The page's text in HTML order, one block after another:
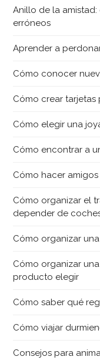
Anillo de la
erróneos
Aprender a
Cómo conocer
Cómo crear tarjetas
Cómo elegir una
Cómo encontrar a
Cómo hacer amigos
Cómo organizar el
depender de
Cómo organizar
Cómo organizar
producto elegir
Cómo saber qué
Cómo viajar
Consejos para